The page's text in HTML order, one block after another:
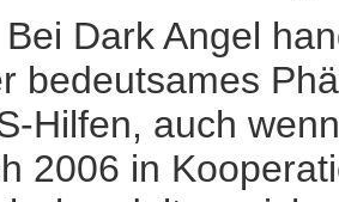
Dark Angel
bedeutsames
Hilfen, auch
2006 in